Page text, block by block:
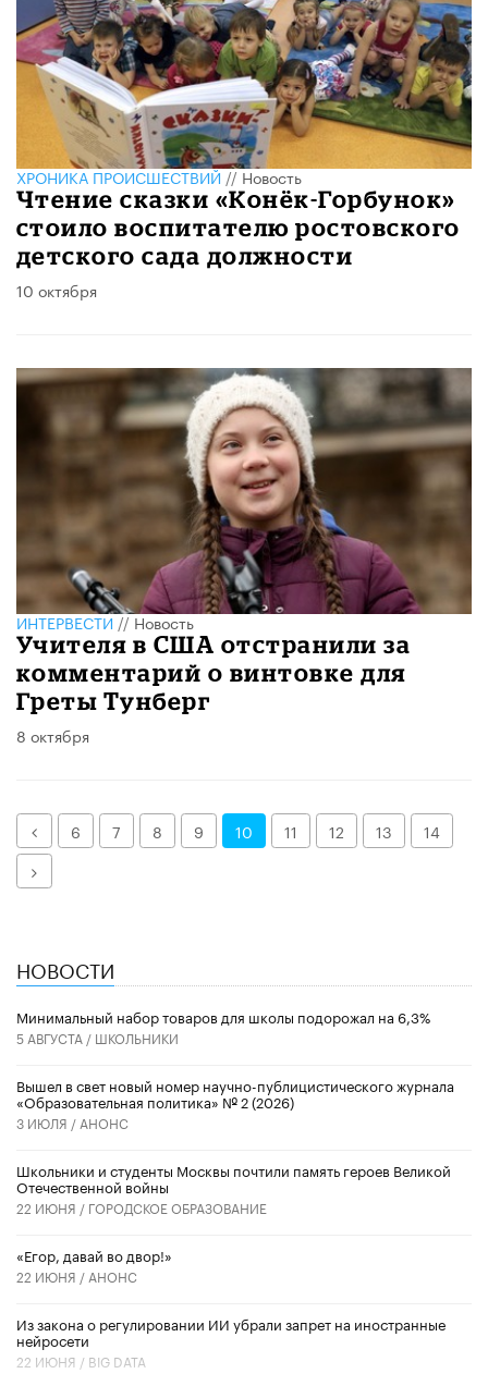
ХРОНИКА ПРОИСШЕСТВИЙ//Новость
Чтение сказки «Конёк-Горбунок»
стоило воспитателю ростовского
детского сада должности
10 октября
ИНТЕРВЕСТИ//Новость
Учителя в США отстранили за
комментарий о винтовке для
Греты Тунберг
8 октября
Назад
6 7 8 9 10 11 12 13
14
Далее
НОВОСТИ
Минимальный набор товаров для школы подорожал на 6,3%
5 АВГУСТА / ШКОЛЬНИКИ
Вышел в свет новый номер научно-публицистического журнала
«Образовательная политика» № 2 (2026)
3 ИЮЛЯ / АНОНС
Школьники и студенты Москвы почтили память героев Великой
Отечественной войны
22 ИЮНЯ / ГОРОДСКОЕ ОБРАЗОВАНИЕ
«Егор, давай во двор!»
22 ИЮНЯ / АНОНС
Из закона о регулировании ИИ убрали запрет на иностранные
нейросети
22 ИЮНЯ / BIG DATA